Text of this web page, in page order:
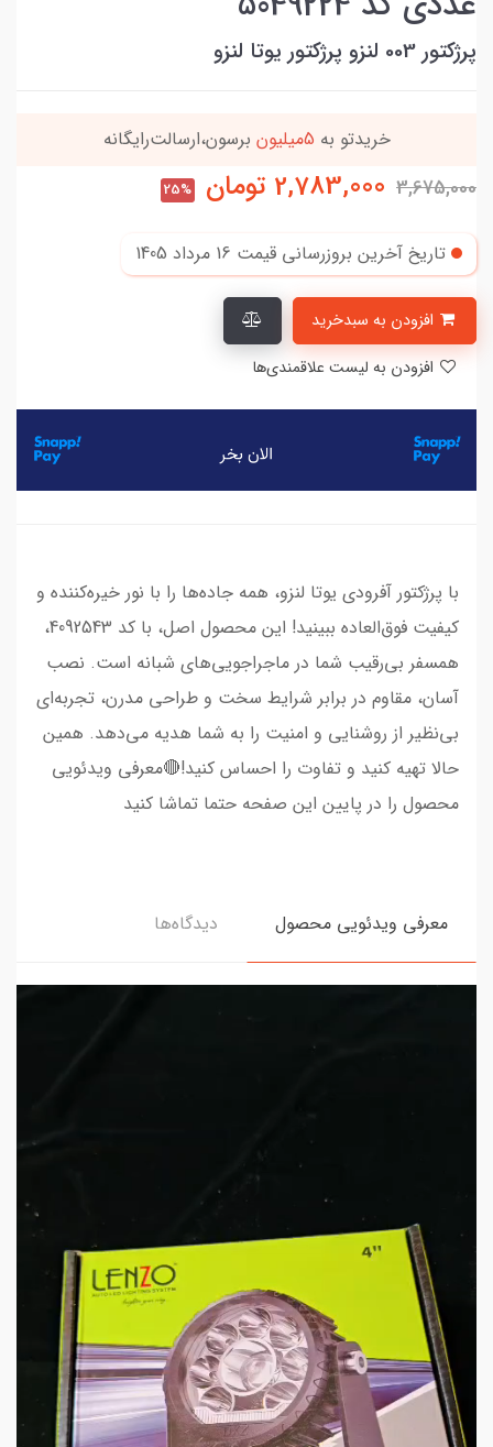
پرژکتور 003 لنزو پرژکتور یوتا لنزو
این کالا رو میتونی4 قسطه بخری
3,675,000
2,783,000 تومان 25%
تاریخ آخرین بروزرسانی قیمت 16 مرداد 1405
با پرژکتور آفرودی یوتا لنزو، همه جاده‌ها را با نور خیره‌کننده و
کیفیت فوق‌العاده ببینید! این محصول اصل، با کد 4092543،
همسفر بی‌رقیب شما در ماجراجویی‌های شبانه است. نصب
آسان، مقاوم در برابر شرایط سخت و طراحی مدرن، تجربه‌ای
بی‌نظیر از روشنایی و امنیت را به شما هدیه می‌دهد. همین
حالا تهیه کنید و تفاوت را احساس کنید!🔴معرفی ویدئویی
محصول را در پایین این صفحه حتما تماشا کنید
معرفی ویدئویی محصول دیدگاه‌ها